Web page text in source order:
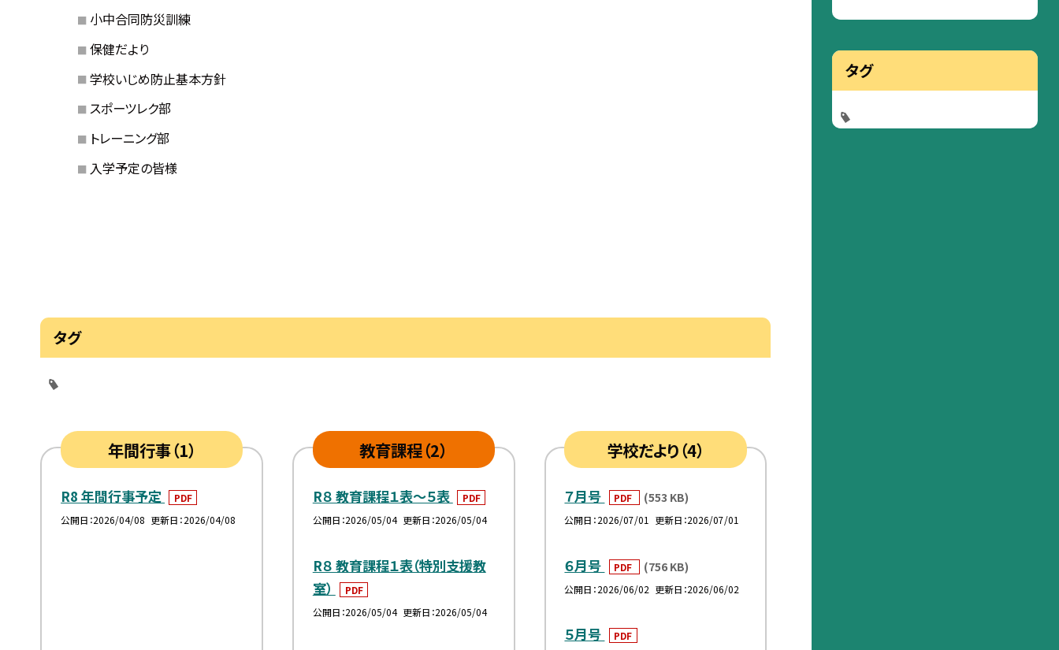
小中合同防災訓練
保健だより
学校いじめ防止基本方針
スポーツレク部
トレーニング部
入学予定の皆様
タグ
年間行事（1）
R8 年間行事予定
PDF
公開日 2026/04/08 更新日 2026/04/08
教育課程（2）
R８ 教育課程１表～５表
PDF
公開日 2026/05/04 更新日 2026/05/04
R８ 教育課程１表（特別支援教
室）
PDF
公開日 2026/05/04 更新日 2026/05/04
学校だより（4）
７月号 PDF (553 KB)
公開日 2026/07/01 更新日 2026/07/01
６月号 PDF (756 KB)
公開日 2026/06/02 更新日 2026/06/02
５月号
PDF
タグ